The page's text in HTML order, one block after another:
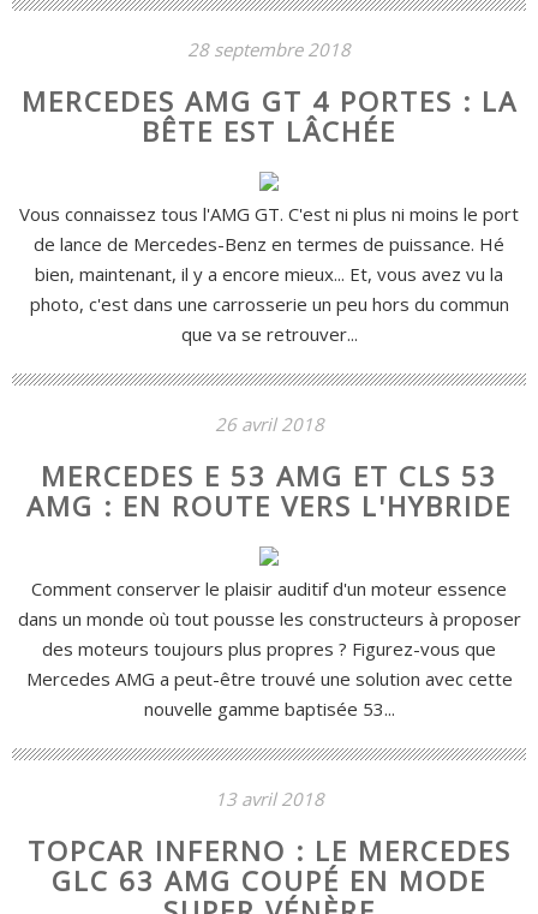
28 septembre 2018
MERCEDES AMG GT 4 PORTES : LA
BÊTE EST LÂCHÉE
Vous connaissez tous l'AMG GT. C'est ni plus ni moins le port
de lance de Mercedes-Benz en termes de puissance. Hé
bien, maintenant, il y a encore mieux... Et, vous avez vu la
photo, c'est dans une carrosserie un peu hors du commun
que va se retrouver...
26 avril 2018
MERCEDES E 53 AMG ET CLS 53
AMG : EN ROUTE VERS L'HYBRIDE
Comment conserver le plaisir auditif d'un moteur essence
dans un monde où tout pousse les constructeurs à proposer
des moteurs toujours plus propres ? Figurez-vous que
Mercedes AMG a peut-être trouvé une solution avec cette
nouvelle gamme baptisée 53...
13 avril 2018
TOPCAR INFERNO : LE MERCEDES
GLC 63 AMG COUPÉ EN MODE